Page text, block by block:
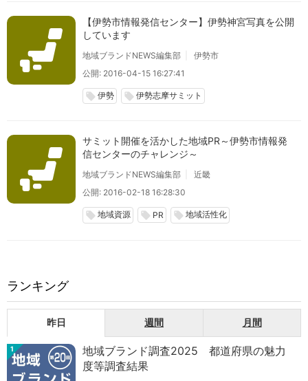
【伊勢市情報発信センター】伊勢神宮写真を公開
しています
地域ブランドNEWS編集部
伊勢市
公開: 2016-04-15 16:27:41
local_offer 伊勢 local_offer 伊勢志摩サミット
サミット開催を活かした地域PR～伊勢市情報発
信センターのチャレンジ～
地域ブランドNEWS編集部
近畿
公開: 2016-02-18 16:28:30
local_offer 地域資源 local_offer PR local_offer 地域活性化
ランキング
昨日 週間 月間
1
地域ブランド調査2025 都道府県の魅力
度等調査結果